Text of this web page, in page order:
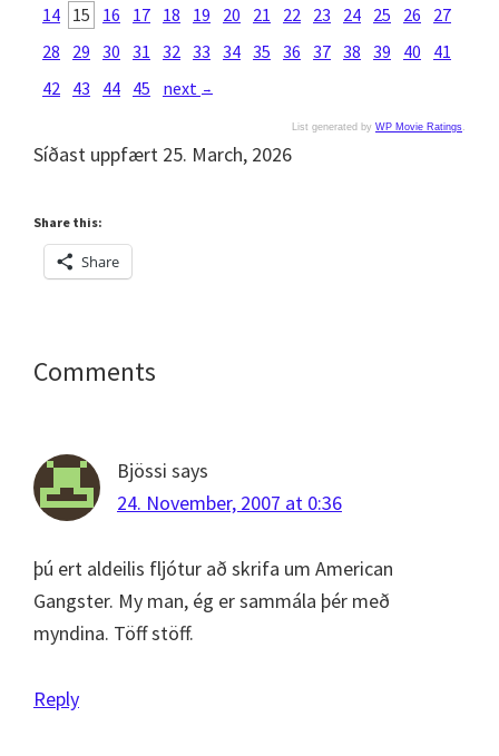
14 15 16 17 18 19 20 21 22 23 24 25 26
27
28
29 30 31 32 33 34 35 36 37 38 39 40
41
42 43 44 45 next →
List generated by WP Movie Ratings.
Síðast uppfært 25. March, 2026
Share this:
Share
Reader
Comments
Bjössi says
24. November, 2007 at 0:36
þú ert aldeilis fljótur að skrifa um American
Gangster. My man, ég er sammála þér með
myndina. Töff stöff.
Reply